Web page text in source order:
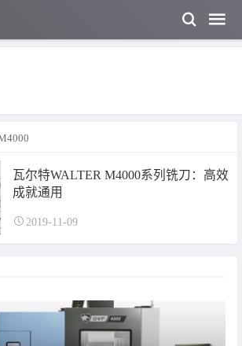
瓦尔特WALTER M4000系列铣刀：高效
成就通用
2019-11-09